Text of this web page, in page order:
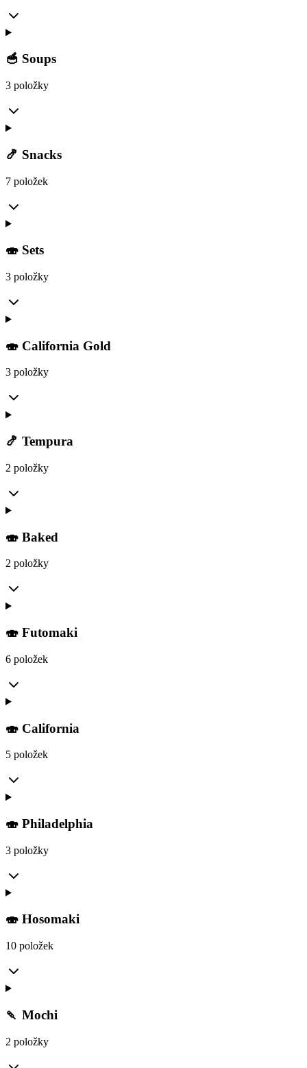
🥣 Soups
3 položky
🍤 Snacks
7 položek
🍣 Sets
3 položky
🍣 California Gold
3 položky
🍤 Tempura
2 položky
🍣 Baked
2 položky
🍣 Futomaki
6 položek
🍣 California
5 položek
🍣 Philadelphia
3 položky
🍣 Hosomaki
10 položek
🍡 Mochi
2 položky